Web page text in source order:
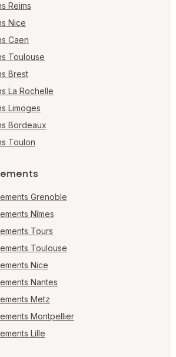
Reims
Nice
Caen
Toulouse
Brest
La Rochelle
Limoges
Bordeaux
Toulon
Grenoble
Nîmes
Tours
Toulouse
Nice
Nantes
Metz
Montpellier
Lille